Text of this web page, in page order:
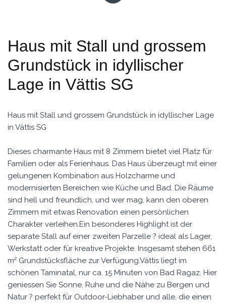
Haus mit Stall und grossem
Grundstück in idyllischer
Lage in Vättis SG
Haus mit Stall und grossem Grundstück in idyllischer Lage
in Vättis SG
Dieses charmante Haus mit 8 Zimmern bietet viel Platz für
Familien oder als Ferienhaus. Das Haus überzeugt mit einer
gelungenen Kombination aus Holzcharme und
modernisierten Bereichen wie Küche und Bad. Die Räume
sind hell und freundlich, und wer mag, kann den oberen
Zimmern mit etwas Renovation einen persönlichen
Charakter verleihen.Ein besonderes Highlight ist der
separate Stall auf einer zweiten Parzelle ? ideal als Lager,
Werkstatt oder für kreative Projekte. Insgesamt stehen 661
m² Grundstücksfläche zur Verfügung.Vättis liegt im
schönen Taminatal, nur ca. 15 Minuten von Bad Ragaz. Hier
geniessen Sie Sonne, Ruhe und die Nähe zu Bergen und
Natur ? perfekt für Outdoor-Liebhaber und alle, die einen